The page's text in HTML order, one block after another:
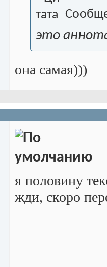
это
она самая)))
я половину
жди, скоро